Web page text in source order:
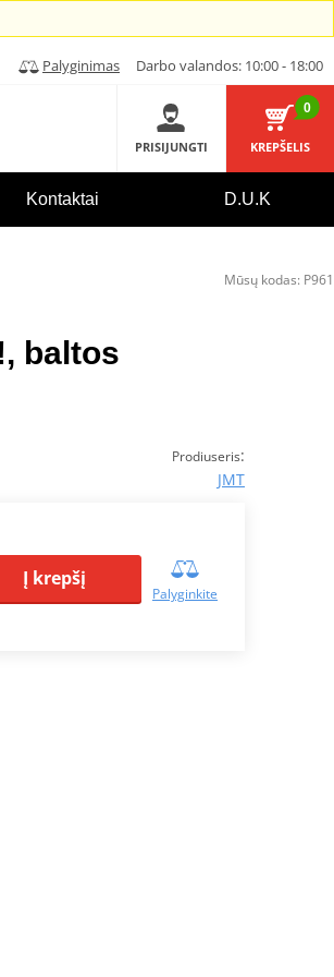
Palyginimas Darbo valandos: 10:00 - 18:00
PRISIJUNGTI
0
KREPŠELIS
Kontaktai D.U.K
baltos
Prodiuseris:
JMT
Į krepšį
Palyginkite
Mūsų kodas: P961